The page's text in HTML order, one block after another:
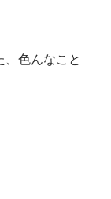
色んなこと